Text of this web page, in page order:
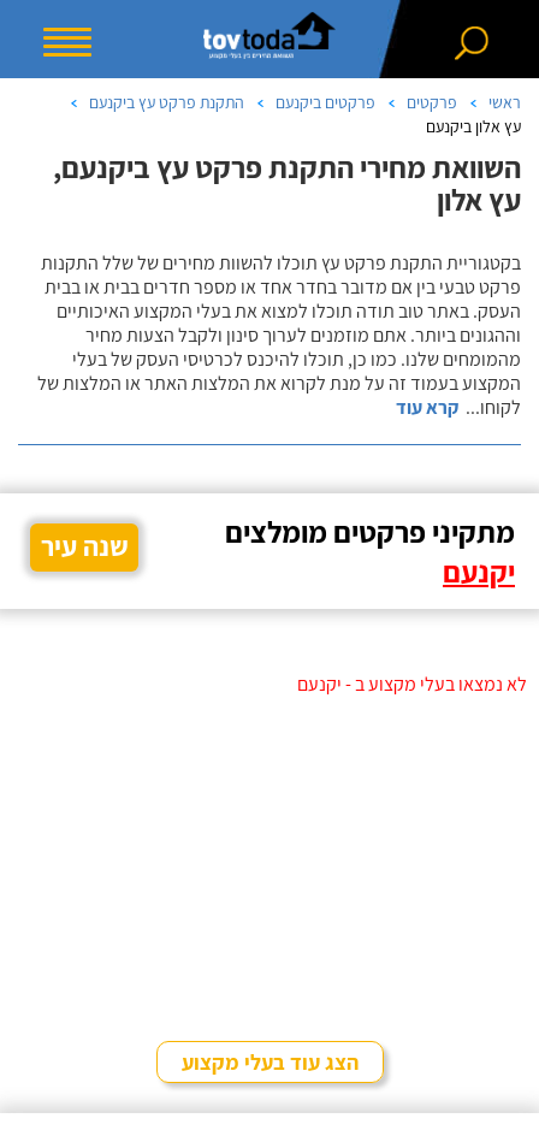
ראשי פרקטים פרקטים ביקנעם
התקנת פרקט עץ ביקנעם
עץ אלון ביקנעם
השוואת מחירי התקנת פרקט עץ ביקנעם,
עץ אלון
בקטגוריית התקנת פרקט עץ תוכלו להשוות מחירים של שלל התקנות
פרקט טבעי בין אם מדובר בחדר אחד או מספר חדרים בבית או בבית
העסק. באתר טוב תודה תוכלו למצוא את בעלי המקצוע האיכותיים
וההגונים ביותר. אתם מוזמנים לערוך סינון ולקבל הצעות מחיר
מהמומחים שלנו. כמו כן, תוכלו להיכנס לכרטיסי העסק של בעלי
המקצוע בעמוד זה על מנת לקרוא את המלצות האתר או המלצות של
לקוחו... קרא עוד
מתקיני פרקטים מומלצים
יקנעם
שנה עיר
לא נמצאו בעלי מקצוע ב - יקנעם
הצג עוד בעלי מקצוע